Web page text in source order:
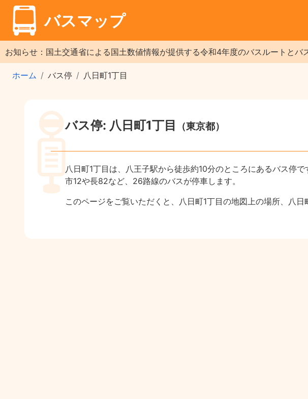
バスマップ
お知らせ：国土交通省による国土数値情報が提供する令和4年度のバスルートとバ
ホーム バス停 八日町1丁目
バス停: 八日町1丁目 （東京都）
八日町1丁目は、八王子駅から徒歩約10分のところにあるバス停で
市12や長82など、26路線のバスが停車します。
このページをご覧いただくと、八日町1丁目の地図上の場所、八